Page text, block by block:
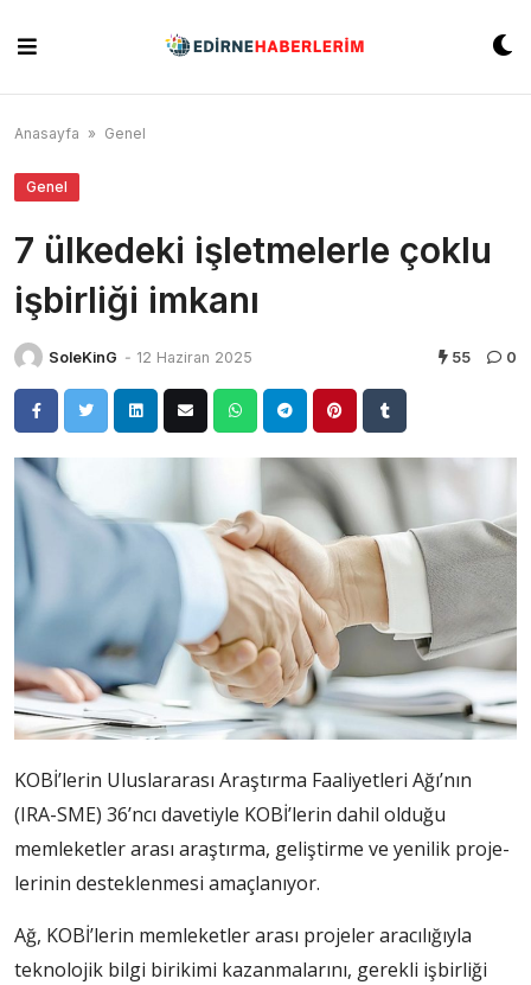
content
Anasayfa » Genel
Genel
7 ülkedeki işletmelerle çoklu
işbirliği imkanı
SoleKinG - 12 Haziran 2025 55 0
KOBİ’lerin Uluslarara­sı Araştırma Faaliyet­leri Ağı’nın
(IRA-SME) 36’ncı davetiyle KOBİ’lerin da­hil olduğu
memleketler arası araştır­ma, geliştirme ve yenilik proje­
lerinin desteklenmesi amaçla­nıyor.
Ağ, KOBİ’lerin memleketler arası projeler aracılığıyla
teknolojik bilgi birikimi kazanmalarını, ge­rekli işbirliği